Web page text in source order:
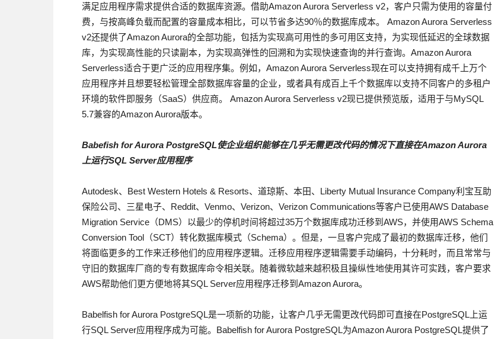
满足应用程序需求提供合适的数据库资源。借助Amazon Aurora Serverless v2，客户只需为使用的容量付
费，与按高峰负载而配置的容量成本相比，可以节省多达90％的数据库成本。 Amazon Aurora Serverless
v2还提供了Amazon Aurora的全部功能，包括为实现高可用性的多可用区支持，为实现低延迟的全球数据
库，为实现高性能的只读副本，为实现高弹性的回溯和为实现快速查询的并行查询。Amazon Aurora
Serverless适合于更广泛的应用程序集。例如，Amazon Aurora Serverless现在可以支持拥有成千上万个
应用程序并且想要轻松管理全部数据库容量的企业，或者具有成百上千个数据库以支持不同客户的多租户
环境的软件即服务（SaaS）供应商。 Amazon Aurora Serverless v2现已提供预览版，适用于与MySQL
5.7兼容的Amazon Aurora版本。
Babefish for Aurora PostgreSQL使企业组织能够在几乎无需更改代码的情况下直接在Amazon Aurora
上运行SQL Server应用程序
Autodesk、Best Western Hotels & Resorts、道琼斯、本田、Liberty Mutual Insurance Company利宝互助
保险公司、三星电子、Reddit、Venmo、Verizon、Verizon Communications等客户已使用AWS Database
Migration Service（DMS）以最少的停机时间将超过35万个数据库成功迁移到AWS，并使用AWS Schema
Conversion Tool（SCT）转化数据库模式（Schema）。但是，一旦客户完成了最初的数据库迁移，他们
将面临更多的工作来迁移他们的应用程序逻辑。迁移应用程序逻辑需要手动编码，十分耗时，而且常常与
守旧的数据库厂商的专有数据库命令相关联。随着微软越来越积极且操纵性地使用其许可实践，客户要求
AWS帮助他们更方便地将其SQL Server应用程序迁移到Amazon Aurora。
Babelfish for Aurora PostgreSQL是一项新的功能，让客户几乎无需更改代码即可直接在PostgreSQL上运
行SQL Server应用程序成为可能。Babelfish for Aurora PostgreSQL为Amazon Aurora PostgreSQL提供了